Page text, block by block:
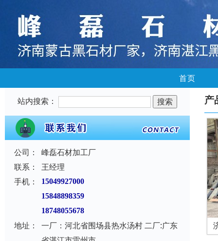
首页
站内搜索：
公司：
峰磊石材加工厂
联系：
王经理
手机：
15049927000
15848898359
18748055678
地址：
一厂：河北省围场县热水汤村 二厂:广东
产